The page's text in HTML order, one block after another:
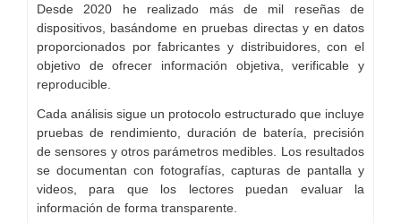
Desde 2020 he realizado más de mil reseñas de
dispositivos, basándome en pruebas directas y en datos
proporcionados por fabricantes y distribuidores, con el
objetivo de ofrecer información objetiva, verificable y
reproducible.
Cada análisis sigue un protocolo estructurado que incluye
pruebas de rendimiento, duración de batería, precisión
de sensores y otros parámetros medibles. Los resultados
se documentan con fotografías, capturas de pantalla y
videos, para que los lectores puedan evaluar la
información de forma transparente.